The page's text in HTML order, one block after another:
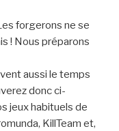
forgerons ne se
! Nous préparons
aussi le temps
donc ci-
jeux habituels de
KillTeam et,